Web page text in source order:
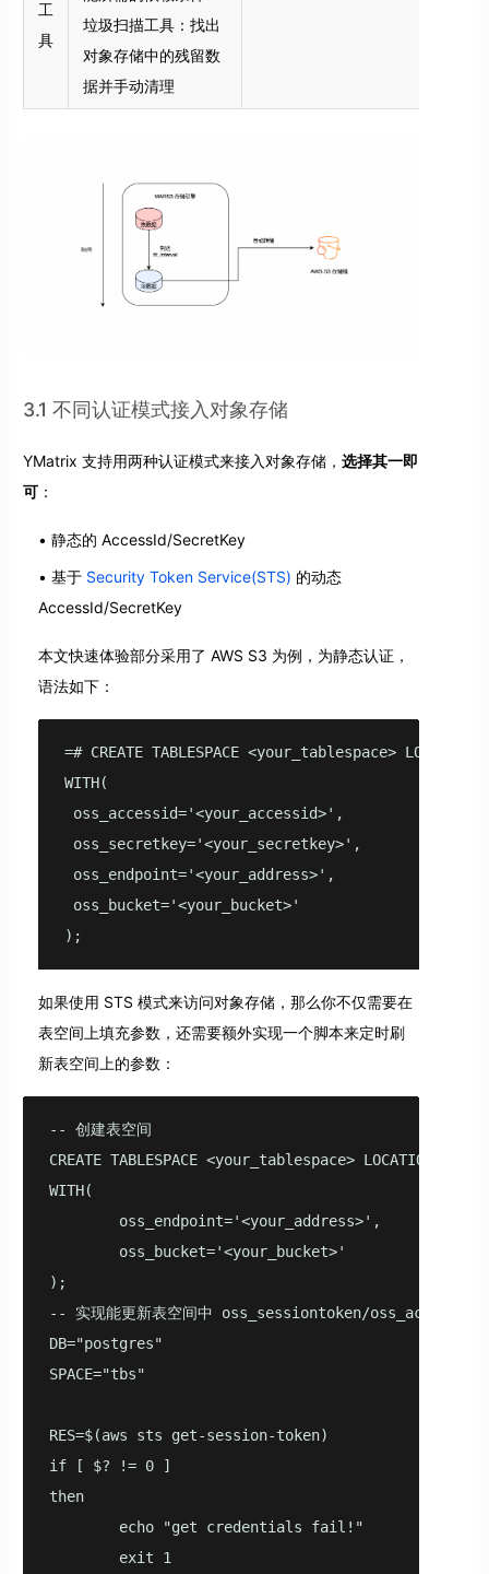
工
具
垃圾扫描工具：找出
对象存储中的残留数
据并手动清理
3.1 不同认证模式接入对象存储
YMatrix 支持用两种认证模式来接入对象存储， 选择其一即
可：
静态的 AccessId/SecretKey
基于 Security Token Service(STS) 的动态
AccessId/SecretKey
本文快速体验部分采用了 AWS S3 为例，为静态认证，
语法如下：
=# CREATE TABLESPACE <your_tablespace>
WITH(
oss_accessid='<your_accessid>',
oss_secretkey='<your_secretkey>',
oss_endpoint='<your_address>',
oss_bucket='<your_bucket>'
);
如果使用 STS 模式来访问对象存储，那么你不仅需要在
表空间上填充参数，还需要额外实现一个脚本来定时刷
新表空间上的参数：
-- 创建表空间
CREATE TABLESPACE <your_tablespace> LOCATION
WITH(
        oss_endpoint='<your_address>',
        oss_bucket='<your_bucket>'
);
-- 实现能更新表空间中 oss_sessiontoken/oss_accessid/
DB="postgres"
SPACE="tbs"
RES=$(aws sts get-session-token)
if [ $? != 0 ]
then
        echo "get credentials fail!"
        exit 1